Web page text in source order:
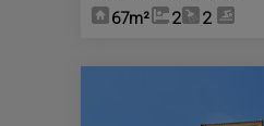
67m²
2 2